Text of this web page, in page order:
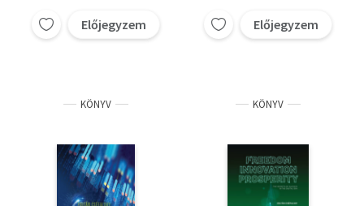
Előjegyzem Előjegyzem
KÖNYV KÖNYV